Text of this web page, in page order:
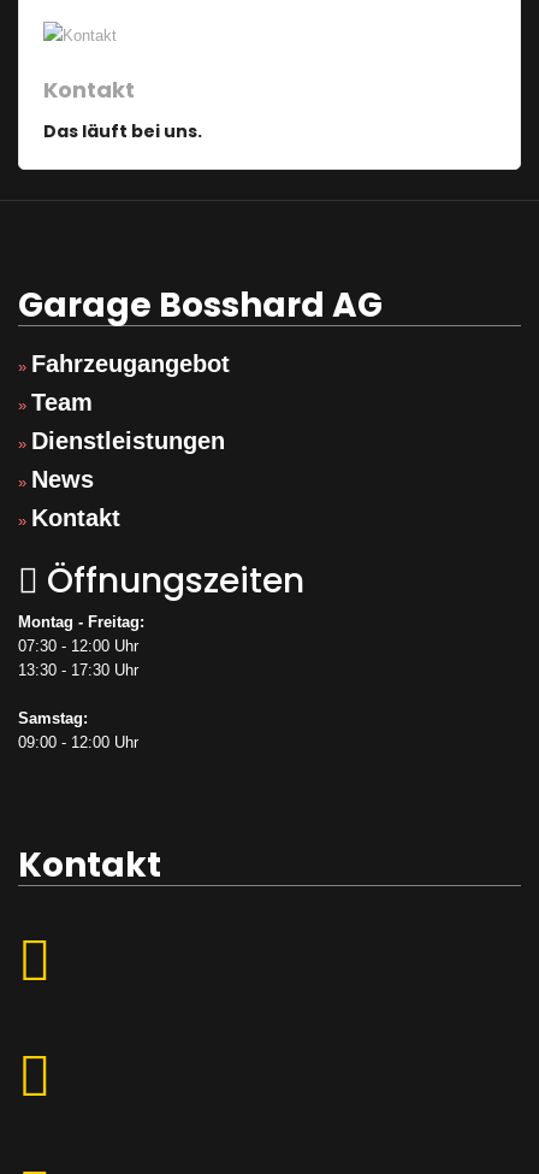
Kontakt
Das läuft bei uns.
Garage Bosshard AG
» Fahrzeugangebot
» Team
» Dienstleistungen
» News
» Kontakt
Öffnungszeiten
Montag - Freitag:
07:30 - 12:00 Uhr
13:30 - 17:30 Uhr
Samstag:
09:00 - 12:00 Uhr
Kontakt